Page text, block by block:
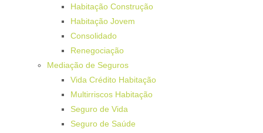
Habitação Construção
Habitação Jovem
Consolidado
Renegociação
Mediação de Seguros
Vida Crédito Habitação
Multirriscos Habitação
Seguro de Vida
Seguro de Saúde